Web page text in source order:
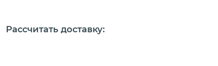
Рассчитать доставку: